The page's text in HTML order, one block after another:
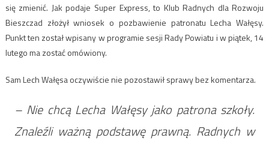
się zmienić. Jak podaje Super Express, to Klub Radnych dla Rozwoju
Bieszczad złożył wniosek o pozbawienie patronatu Lecha Wałęsy.
Punkt ten został wpisany w programie sesji Rady Powiatu i w piątek, 14
lutego ma zostać omówiony.
Sam Lech Wałęsa oczywiście nie pozostawił sprawy bez komentarza.
– Nie chcą Lecha Wałęsy jako patrona szkoły.
Znaleźli ważną podstawę prawną. Radnych w